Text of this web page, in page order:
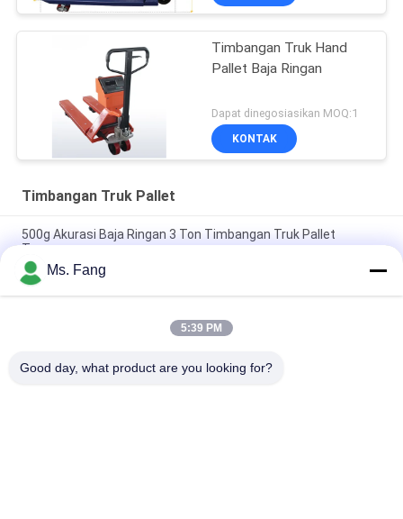
Timbangan Truk Hand
Pallet Baja Ringan
Dapat dinegosiasikan MOQ:1
KONTAK
Timbangan Truk Pallet
500g Akurasi Baja Ringan 3 Ton Timbangan Truk Pallet
Tangan
Skala kendaraan transportasi listrik penuh 3 ton dengan
fungsi penimbang
3000kg Menimbang Manual Hydraulic Hand Pallet Truck
Ms. Fang
5:39 PM
Good day, what product are you looking for?